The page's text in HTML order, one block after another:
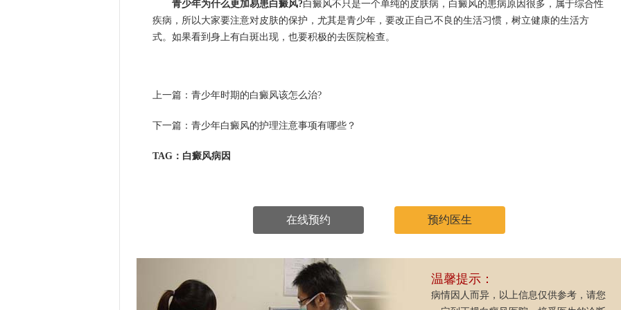
青少年为什么更加易患白癜风?白癜风不只是一个单纯的皮肤病，白癜风的患病原因很多，属于综合性
疾病，所以大家要注意对皮肤的保护，尤其是青少年，要改正自己不良的生活习惯，树立健康的生活方
式。如果看到身上有白斑出现，也要积极的去医院检查。
上一篇： 青少年时期的白癜风该怎么治?
下一篇： 青少年白癜风的护理注意事项有哪些？
TAG：白癜风病因
在线预约 预约医生
温馨提示：
病情因人而异，以上信息仅供参考，请您